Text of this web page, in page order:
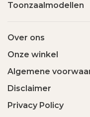
Toonzaalmodellen
Over ons
Onze winkel
Algemene
Disclaimer
Privacy Policy